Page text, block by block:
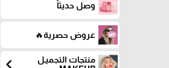
وصل حديثاً
عروض حصرية🔥
منتجات التجميـل